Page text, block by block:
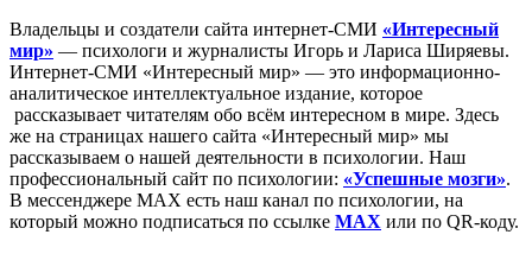
Владельцы и создатели сайта интернет-СМИ «Интересный
мир» — психологи и журналисты Игорь и Лариса Ширяевы.
Интернет-СМИ «Интересный мир» — это информационно-
аналитическое интеллектуальное издание, которое
рассказывает читателям обо всём интересном в мире. Здесь
же на страницах нашего сайта «Интересный мир» мы
рассказываем о нашей деятельности в психологии. Наш
профессиональный сайт по психологии: «Успешные мозги».
В мессенджере MAX есть наш канал по психологии, на
который можно подписаться по ссылке MAX или по QR-коду.